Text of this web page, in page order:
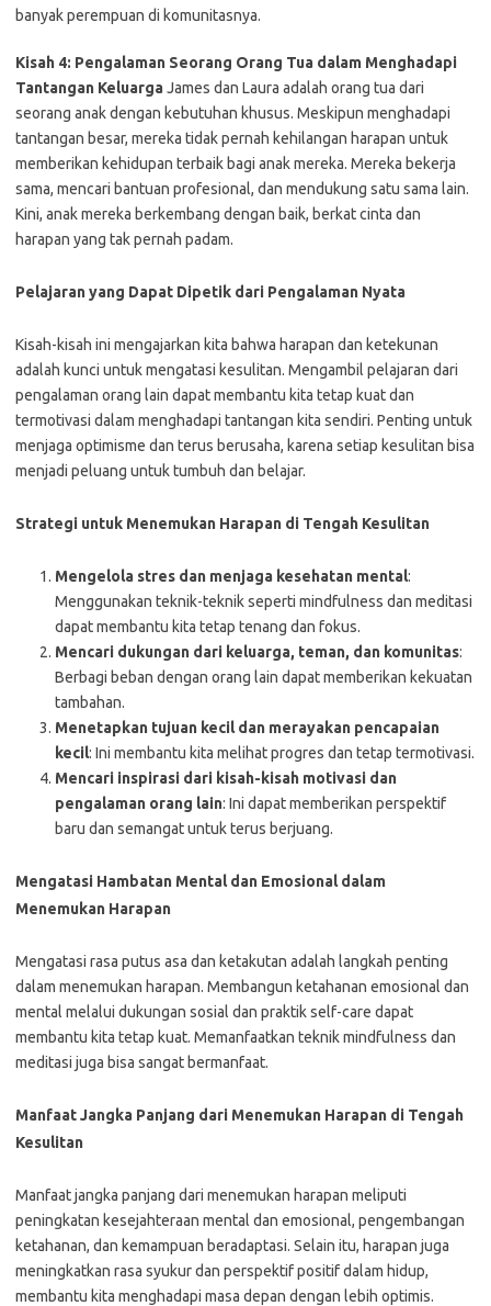
banyak perempuan di komunitasnya.
Kisah 4: Pengalaman Seorang Orang Tua dalam Menghadapi
Tantangan KeluargaJames dan Laura adalah orang tua dari
seorang anak dengan kebutuhan khusus. Meskipun menghadapi
tantangan besar, mereka tidak pernah kehilangan harapan untuk
memberikan kehidupan terbaik bagi anak mereka. Mereka bekerja
sama, mencari bantuan profesional, dan mendukung satu sama lain.
Kini, anak mereka berkembang dengan baik, berkat cinta dan
harapan yang tak pernah padam.
Pelajaran yang Dapat Dipetik dari Pengalaman Nyata
Kisah-kisah ini mengajarkan kita bahwa harapan dan ketekunan
adalah kunci untuk mengatasi kesulitan. Mengambil pelajaran dari
pengalaman orang lain dapat membantu kita tetap kuat dan
termotivasi dalam menghadapi tantangan kita sendiri. Penting untuk
menjaga optimisme dan terus berusaha, karena setiap kesulitan bisa
menjadi peluang untuk tumbuh dan belajar.
Strategi untuk Menemukan Harapan di Tengah Kesulitan
Mengelola stres dan menjaga kesehatan mental:
Menggunakan teknik-teknik seperti mindfulness dan meditasi
dapat membantu kita tetap tenang dan fokus.
Mencari dukungan dari keluarga, teman, dan komunitas:
Berbagi beban dengan orang lain dapat memberikan kekuatan
tambahan.
Menetapkan tujuan kecil dan merayakan pencapaian
kecil: Ini membantu kita melihat progres dan tetap termotivasi.
Mencari inspirasi dari kisah-kisah motivasi dan
pengalaman orang lain: Ini dapat memberikan perspektif
baru dan semangat untuk terus berjuang.
Mengatasi Hambatan Mental dan Emosional dalam
Menemukan Harapan
Mengatasi rasa putus asa dan ketakutan adalah langkah penting
dalam menemukan harapan. Membangun ketahanan emosional dan
mental melalui dukungan sosial dan praktik self-care dapat
membantu kita tetap kuat. Memanfaatkan teknik mindfulness dan
meditasi juga bisa sangat bermanfaat.
Manfaat Jangka Panjang dari Menemukan Harapan di Tengah
Kesulitan
Manfaat jangka panjang dari menemukan harapan meliputi
peningkatan kesejahteraan mental dan emosional, pengembangan
ketahanan, dan kemampuan beradaptasi. Selain itu, harapan juga
meningkatkan rasa syukur dan perspektif positif dalam hidup,
membantu kita menghadapi masa depan dengan lebih optimis.